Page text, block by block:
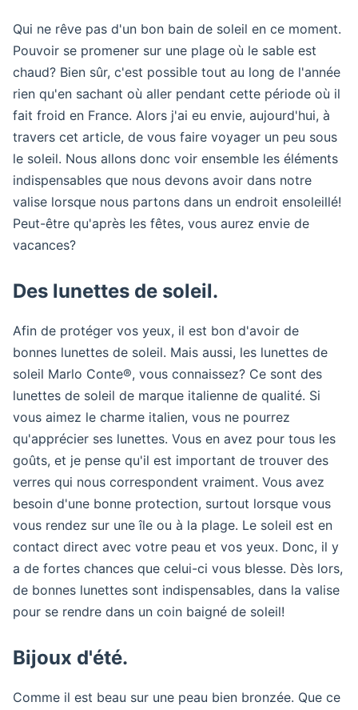
Qui ne rêve pas d'un bon bain de soleil en ce moment.
Pouvoir se promener sur une plage où le sable est
chaud? Bien sûr, c'est possible tout au long de l'année
rien qu'en sachant où aller pendant cette période où il
fait froid en France. Alors j'ai eu envie, aujourd'hui, à
travers cet article, de vous faire voyager un peu sous
le soleil. Nous allons donc voir ensemble les éléments
indispensables que nous devons avoir dans notre
valise lorsque nous partons dans un endroit ensoleillé!
Peut-être qu'après les fêtes, vous aurez envie de
vacances?
Des lunettes de soleil.
Afin de protéger vos yeux, il est bon d'avoir de
bonnes lunettes de soleil. Mais aussi, les lunettes de
soleil Marlo Conte®, vous connaissez? Ce sont des
lunettes de soleil de marque italienne de qualité. Si
vous aimez le charme italien, vous ne pourrez
qu'apprécier ses lunettes. Vous en avez pour tous les
goûts, et je pense qu'il est important de trouver des
verres qui nous correspondent vraiment. Vous avez
besoin d'une bonne protection, surtout lorsque vous
vous rendez sur une île ou à la plage. Le soleil est en
contact direct avec votre peau et vos yeux. Donc, il y
a de fortes chances que celui-ci vous blesse. Dès lors,
de bonnes lunettes sont indispensables, dans la valise
pour se rendre dans un coin baigné de soleil!
Bijoux d'été.
Comme il est beau sur une peau bien bronzée. Que ce